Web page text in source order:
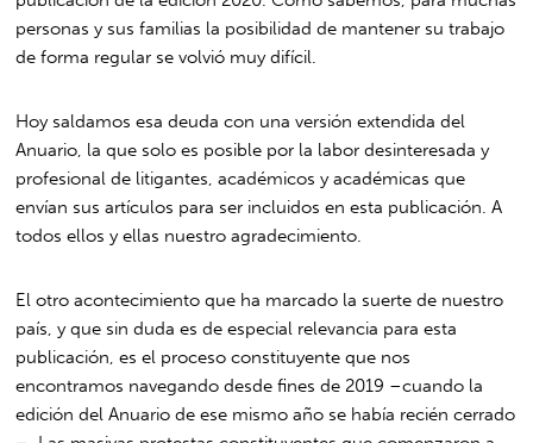
personas y sus familias la posibilidad de mantener su trabajo
de forma regular se volvió muy difícil.
Hoy saldamos esa deuda con una versión extendida del
Anuario, la que solo es posible por la labor desinteresada y
profesional de litigantes, académicos y académicas que
envían sus artículos para ser incluidos en esta publicación. A
todos ellos y ellas nuestro agradecimiento.
El otro acontecimiento que ha marcado la suerte de nuestro
país, y que sin duda es de especial relevancia para esta
publicación, es el proceso constituyente que nos
encontramos navegando desde fines de 2019 –cuando la
edición del Anuario de ese mismo año se había recién cerrado